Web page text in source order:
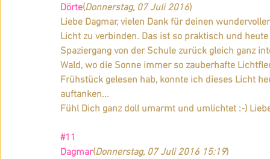
Dörte(Donnerstag, 07 Juli 2016)
Liebe Dagmar, vielen Dank für deinen
Licht zu verbinden. Das ist so praktisch und
Spaziergang von der Schule zurück gleich ganz
Wald, wo die Sonne immer so zauberhafte
Frühstück gelesen hab, konnte ich dieses Licht
auftanken...
Fühl Dich ganz doll umarmt und umlichtet :-)
#11
Dagmar(Donnerstag, 07 Juli 2016 15:19)